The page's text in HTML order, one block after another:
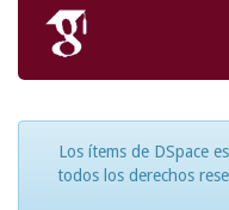
Los ítems de DSpace
todos los derechos